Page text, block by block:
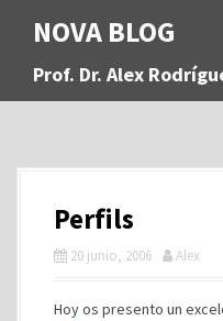
a
NOVA BLOG
Prof. Dr. Alex
Perfils
20 junio, 2006 Alex
Hoy os presento un